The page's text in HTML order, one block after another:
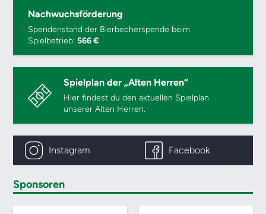
Nachwuchsförderung
Spendenstand der Bierbecherspende beim
Spielbetrieb:566 €
Spielplan der „Alten Herren“
Hier findest du den aktuellen Spielplan
unserer Alten Herren.
Instagram Facebook
Sponsoren